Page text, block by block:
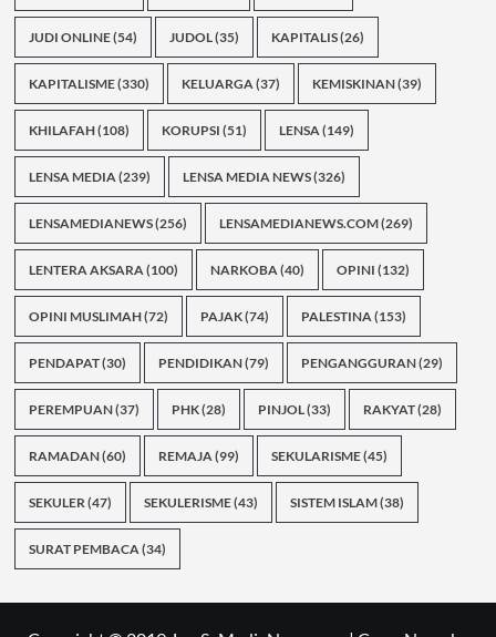
JUDI ONLINE(54) JUDOL(35) KAPITALIS(26)
KAPITALISME(330) KELUARGA(37) KEMISKINAN(39)
KHILAFAH(108) KORUPSI (51) LENSA(149)
LENSA MEDIA(239) LENSA MEDIA NEWS(326)
LENSAMEDIANEWS(256) LENSAMEDIANEWS.COM(269)
LENTERA AKSARA(100) NARKOBA(40) OPINI (132)
OPINI MUSLIMAH(72) PAJAK(74) PALESTINA(153)
PENDAPAT(30) PENDIDIKAN(79) PENGANGGURAN(29)
PEREMPUAN(37) PHK(28) PINJOL(33) RAKYAT(28)
RAMADAN(60) REMAJA(99) SEKULARISME(45)
SEKULER(47) SEKULERISME(43) SISTEM ISLAM(38)
SURAT PEMBACA(34)